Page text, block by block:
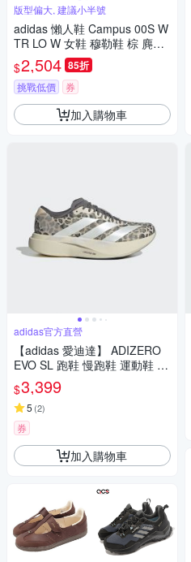
版型偏大, 建議小半號
adidas 懶人鞋 Campus 00S W
TR LO W 女鞋 穆勒鞋 棕 麂皮
厚底 絨毛 JR3731
$2,504 85折
挑戰低價 券
加入購物車
adidas官方直營
【adidas 愛迪達】 ADIZERO
EVO SL 跑鞋 慢跑鞋 運動鞋 女
鞋 KI3948
$3,399
5 (2)
券
加入購物車